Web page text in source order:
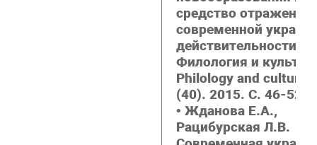
средство отражения
современной
действительности //
Филология и
Philology and
(40). 2015. С. 46-52.
• Жданова Е.А.,
Рацибурская Л.В.